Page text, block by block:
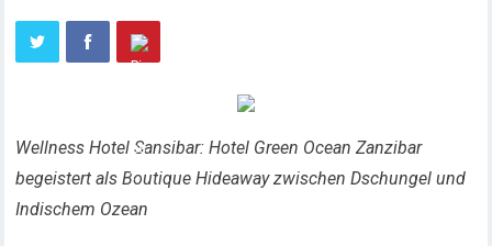
Wellness Hotel Sansibar: Hotel Green Ocean Zanzibar
begeistert als Boutique Hideaway zwischen Dschungel und
Indischem Ozean